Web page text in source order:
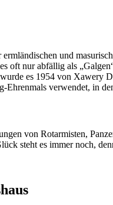
und
oft nur abfällig als
es 1954 von Xawery
Ehrenmals verwendet, in
von Rotarmisten,
steht es immer noch,